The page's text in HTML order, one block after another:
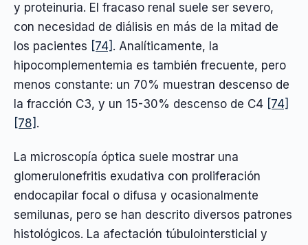
y proteinuria. El fracaso renal suele ser severo,
con necesidad de diálisis en más de la mitad de
los pacientes [74] . Analíticamente, la
hipocomplementemia es también frecuente, pero
menos constante: un 70% muestran descenso de
la fracción C3, y un 15-30% descenso de C4 [74]
[78] .
La microscopía óptica suele mostrar una
glomerulonefritis exudativa con proliferación
endocapilar focal o difusa y ocasionalmente
semilunas, pero se han descrito diversos patrones
histológicos. La afectación túbulointersticial y